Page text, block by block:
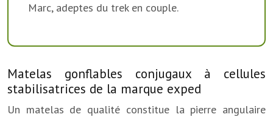
Marc, adeptes du trek en couple.
Matelas gonflables conjugaux à cellules
stabilisatrices de la marque exped
Un matelas de qualité constitue la pierre angulaire